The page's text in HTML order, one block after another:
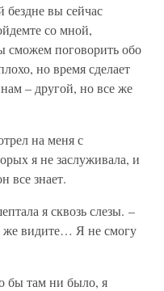
бездне вы сейчас
со мной,
сможем поговорить обо
но время сделает
– другой, но все же
на меня с
я не заслуживала, и
все знает.
я сквозь слезы. –
же видите… Я не смогу
бы там ни было, я